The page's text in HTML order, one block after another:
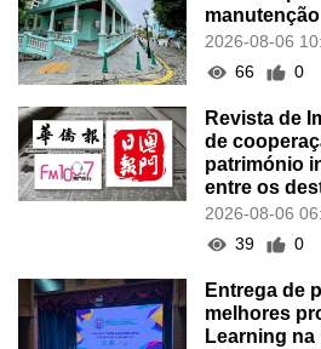
manutenção
2026-08-06
66
0
Revista de
de
património
entre os
2026-08-06
39
0
Entrega de
melhores
Learning na